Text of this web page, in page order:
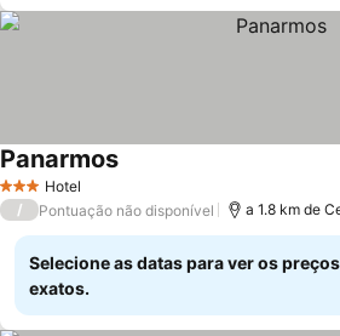
3 EstrelasHotel
PanarmosVer preços
/ Pontuação não disponível a 1.8 km de
Selecione as datas para ver os preços
exatos.